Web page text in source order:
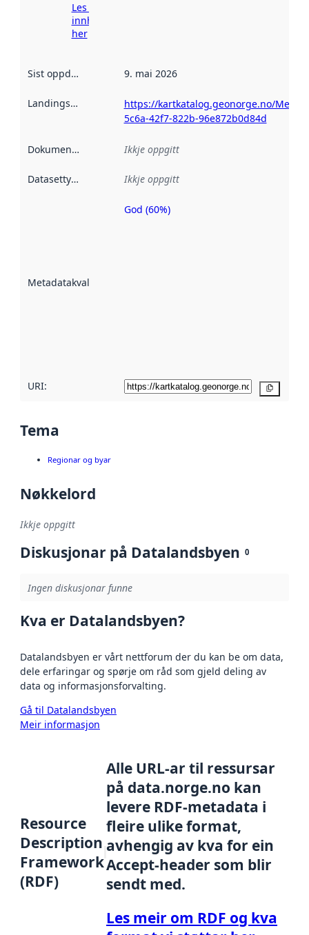
Les meir om
innhenting
her
Sist oppdatert 9. mai 2026
Landingsside
https://kartkatalog.geonorge.no/
5c6a-42f7-822b-96e872b0d84d
Dokumentasjon Ikkje oppgitt
Datasettype Ikkje oppgitt
Metadatakvalitet
Metadatakvalitet
God (60%)
URI:
Tema
Regionar og byar
Nøkkelord
Ikkje oppgitt
Diskusjonar på Datalandsbyen 0
Ingen diskusjonar funne
Kva er Datalandsbyen?
Datalandsbyen er vårt nettforum der du kan be om data,
dele erfaringar og spørje om råd som gjeld deling av
data og informasjonsforvalting.
Gå til Datalandsbyen
Meir informasjon
Resource
Description
Framework
(RDF)
Alle URL-ar til ressursar
på data.norge.no kan
levere RDF-metadata i
fleire ulike format,
avhengig av kva for ein
Accept-header som blir
sendt med.
Les meir om RDF og kva